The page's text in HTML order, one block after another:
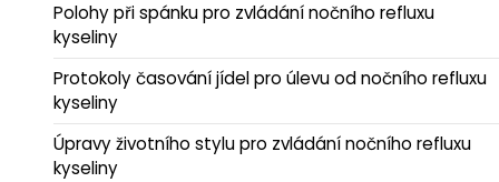
Polohy při spánku pro zvládání nočního refluxu
kyseliny
Protokoly časování jídel pro úlevu od nočního refluxu
kyseliny
Úpravy životního stylu pro zvládání nočního refluxu
kyseliny